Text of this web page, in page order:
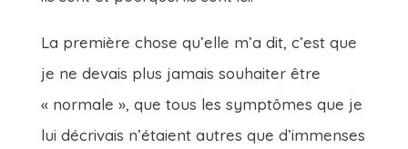
La première chose qu’elle m’a dit, c’est que
je ne devais plus jamais souhaiter être
« normale », que tous les symptômes que je
lui décrivais n’étaient autres que d’immenses